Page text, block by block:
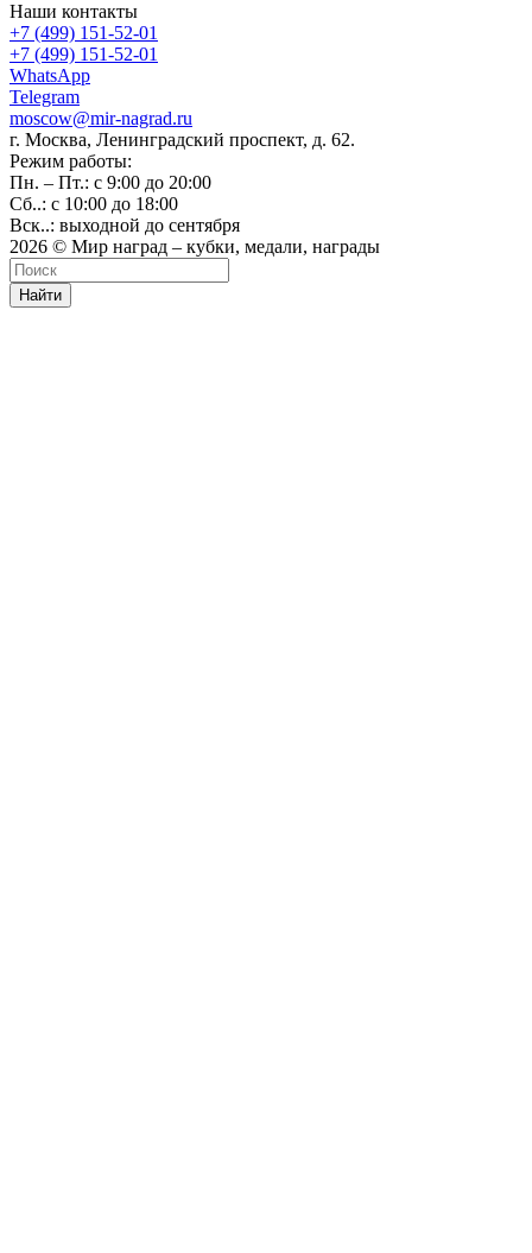
Наши контакты
+7 (499) 151-52-01
+7 (499) 151-52-01
WhatsApp
Telegram
moscow@mir-nagrad.ru
г. Москва, Ленинградский проспект, д. 62.
Режим работы:
Пн. – Пт.: с 9:00 до 20:00
Сб..: с 10:00 до 18:00
Вск..: выходной до сентября
2026 © Мир наград – кубки, медали, награды
Найти